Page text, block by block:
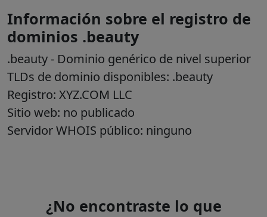
Información sobre el registro de
dominios .beauty
.beauty - Dominio genérico de nivel superior
TLDs de dominio disponibles: .beauty
Registro: XYZ.COM LLC
Sitio web: no publicado
Servidor WHOIS público: ninguno
¿No encontraste lo que